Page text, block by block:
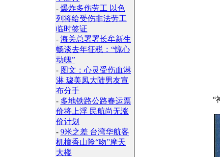
- 爆炸多伤劳工 以色
列将给受伤非法劳工
临时签证
- 海关总署署长牟新生
畅谈去年征税：“惊心
动魄”
- 图文：心灵受伤血淋
淋 璩美凤大陆男友宣
布分手
- 多地铁路公路春运票
价将上浮 民航尚无涨
价计划
- 9米之差 台湾华航客
机檀香山险“吻”摩天
大楼
“